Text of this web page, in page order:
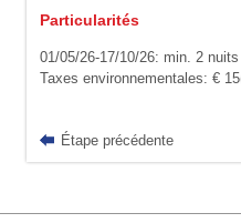
Particularités
01/05/26-17/10/26: min. 2 nuits
Taxes environnementales: €
Étape précédente